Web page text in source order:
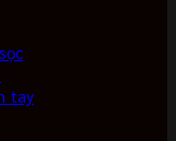
tay